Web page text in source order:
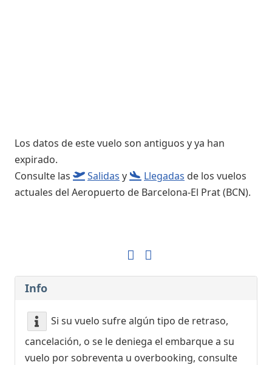
Los datos de este vuelo son antiguos y ya han
expirado.
Consulte las
Salidas y Llegadas de los vuelos
actuales del Aeropuerto de Barcelona-El Prat (BCN).
Info
Si su vuelo sufre algún tipo de retraso,
cancelación, o se le deniega el embarque a su
vuelo por sobreventa u overbooking, consulte